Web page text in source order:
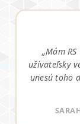
„Mám
užívateľsky
unesú toho